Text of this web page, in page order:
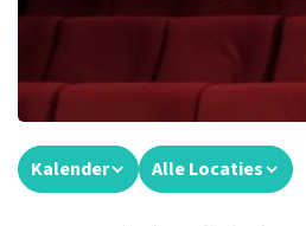
Kalender Alle Locaties